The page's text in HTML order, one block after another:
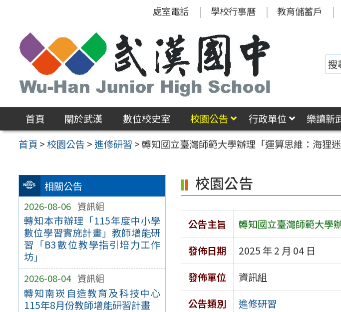
區
處室電話 學校行事曆 教育儲蓄戶
首頁 關於武漢 數位校史室 校園公告 行政單位 樂讀新
首頁 >校園公告 >進修研習 >轉知國立臺灣師範大學辦理「運算思維：海狸
相關公告
2026-08-06 資訊組
轉知本市辦理「115年度中小學
數位學習實施計畫」教師增能研
習「B3數位教學指引培力工作
坊」
2026-08-04 資訊組
轉知南崁自造教育及科技中心
115年8月份教師增能研習計畫
校園公告
公告主旨
轉知國立臺灣師範大學
發佈日期
2025 年 2 月 04 日
發佈單位
資訊組
公告類別
進修研習